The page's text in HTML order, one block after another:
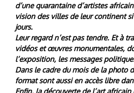
d’une quarantaine d’artistes
vision des villes de leur continent
jours.
Leur regard n’est pas tendre. Et à
vidéos et œuvres monumentales,
l’exposition, les messages
Dans le cadre du mois de la photo
format sont aussi en accès libre